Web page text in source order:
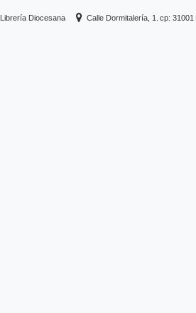
Librería Diocesana Calle Dormitalería, 1. cp: 31001